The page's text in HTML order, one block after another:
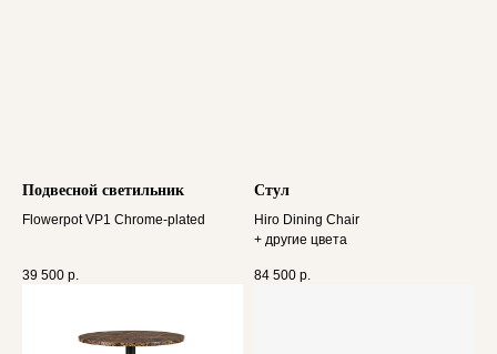
Подвесной светильник
Flowerpot VP1 Chrome-plated
39 500 р.
Стул
Hiro Dining Chair
+ другие цвета
84 500 р.